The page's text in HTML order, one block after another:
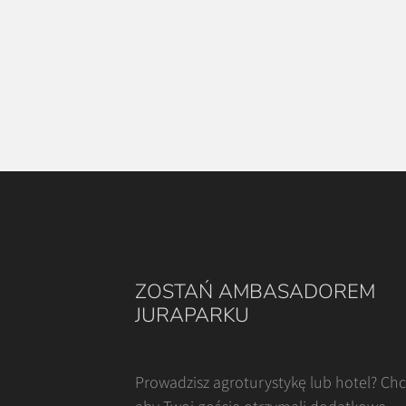
ZOSTAŃ AMBASADOREM
JURAPARKU
Prowadzisz agroturystykę lub hotel?